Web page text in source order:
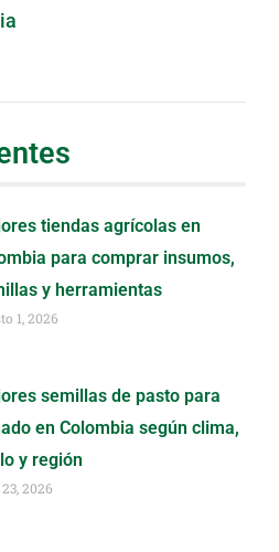
tiendas agrícolas en
para comprar insumos,
y herramientas
1, 2026
semillas de pasto para
en Colombia según clima,
y región
2026